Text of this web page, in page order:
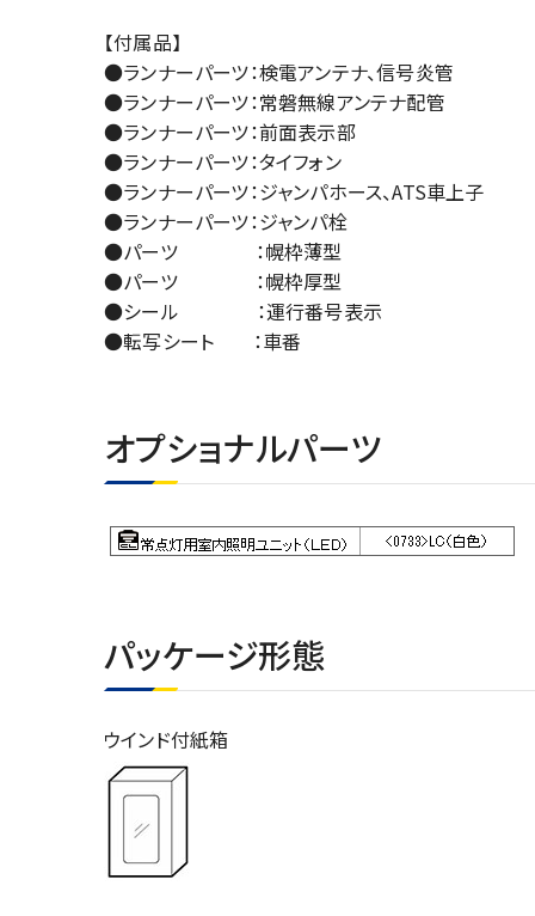
【付属品】
●ランナーパーツ：検電アンテナ、信号炎管
●ランナーパーツ：常磐無線アンテナ配管
●ランナーパーツ：前面表示部
●ランナーパーツ：タイフォン
●ランナーパーツ：ジャンパホース、ATS車上子
●ランナーパーツ：ジャンパ栓
●パーツ ：幌枠薄型
●パーツ ：幌枠厚型
●シール ：運行番号表示
●転写シート ：車番
オプショナルパーツ
パッケージ形態
ウインド付紙箱